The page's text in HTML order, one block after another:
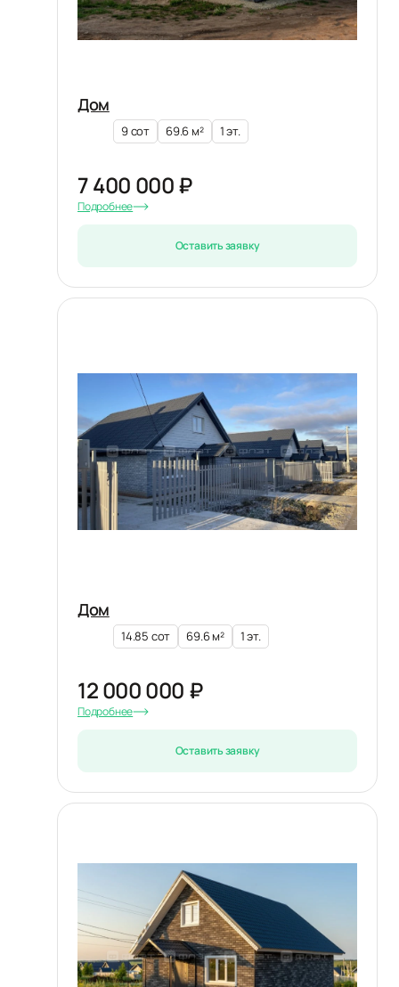
Дом
9 сот 69.6 м² 1 эт.
7 400 000 ₽
Подробнее
Оставить заявку
Дом
14.85 сот 69.6 м² 1 эт.
12 000 000 ₽
Подробнее
Оставить заявку